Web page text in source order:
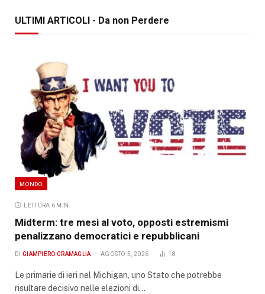
ULTIMI ARTICOLI - Da non Perdere
MONDO
LETTURA 6 MIN.
Midterm: tre mesi al voto, opposti estremismi
penalizzano democratici e repubblicani
DI GIAMPIERO GRAMAGLIA AGOSTO 5, 2026 18
Le primarie di ieri nel Michigan, uno Stato che potrebbe
risultare decisivo nelle elezioni di…